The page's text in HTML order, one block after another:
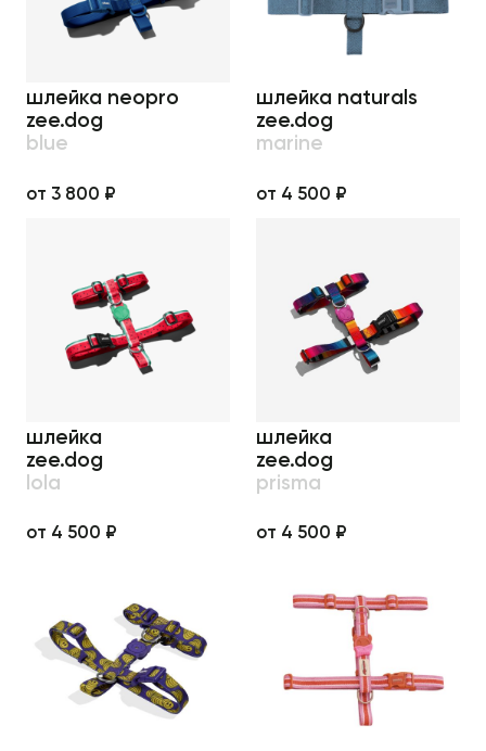
шлейка neopro
zee.dog
blue
от 3 800 ₽
шлейка naturals
zee.dog
marine
от 4 500 ₽
шлейка
zee.dog
lola
от 4 500 ₽
шлейка
zee.dog
prisma
от 4 500 ₽